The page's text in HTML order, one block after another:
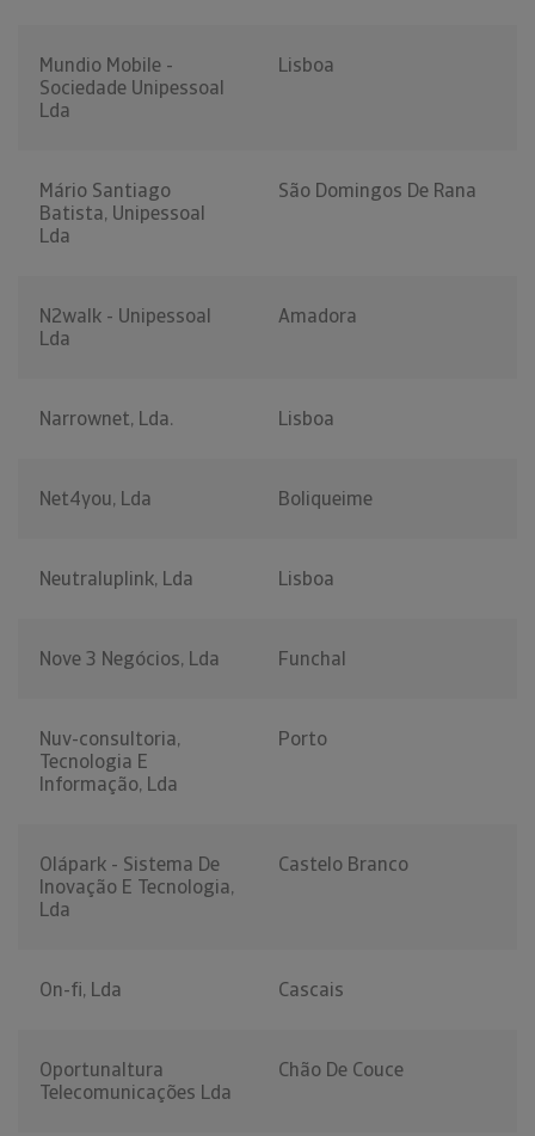
Mundio Mobile -
Sociedade Unipessoal
Lda
Lisboa
Mário Santiago
Batista, Unipessoal
Lda
São Domingos De Rana
N2walk - Unipessoal
Lda
Amadora
Narrownet, Lda. Lisboa
Net4you, Lda Boliqueime
Neutraluplink, Lda Lisboa
Nove 3 Negócios, Lda Funchal
Nuv-consultoria,
Tecnologia E
Informação, Lda
Porto
Olápark - Sistema De
Inovação E Tecnologia,
Lda
Castelo Branco
On-fi, Lda Cascais
Oportunaltura
Telecomunicações Lda
Chão De Couce